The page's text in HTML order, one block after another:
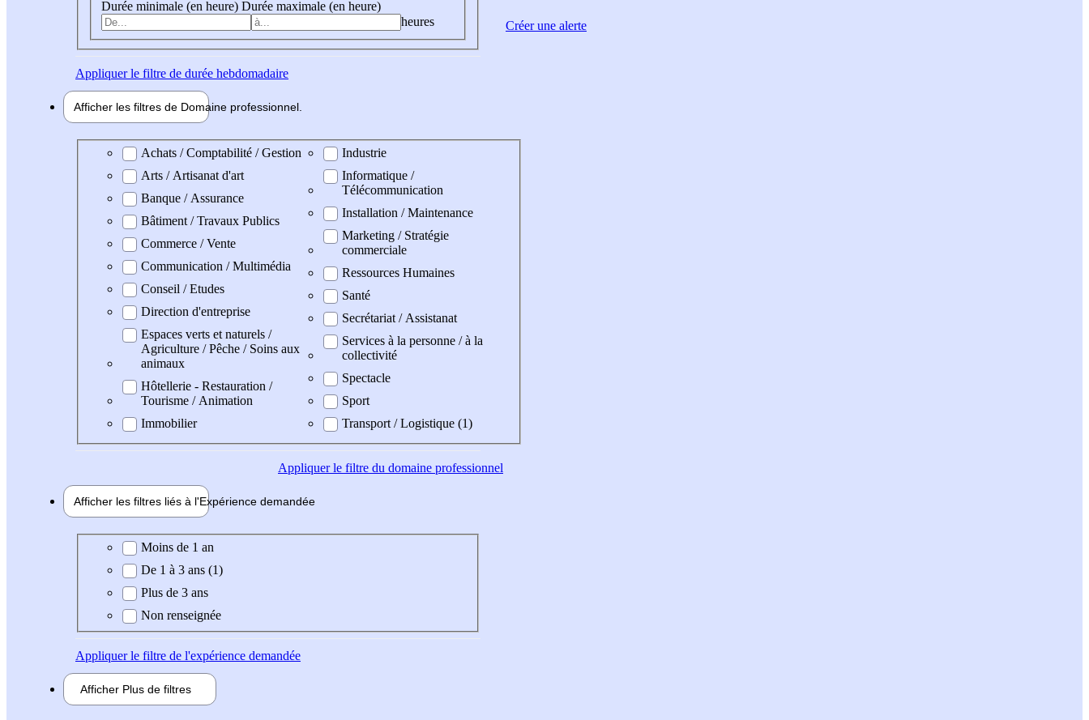
Durée minimale (en heure) Durée maximale (en heure)
heures
Appliquerle filtre de durée hebdomadaire
Afficher les filtres de Domaine professionnel
Domaine professionel
Achats / Comptabilité / Gestion
Arts / Artisanat d'art
Banque / Assurance
Bâtiment / Travaux Publics
Commerce / Vente
Communication / Multimédia
Conseil / Etudes
Direction d'entreprise
Espaces verts et naturels /
Agriculture / Pêche / Soins aux
animaux
Hôtellerie - Restauration /
Tourisme / Animation
Immobilier
Industrie
Informatique /
Télécommunication
Installation / Maintenance
Marketing / Stratégie
commerciale
Ressources Humaines
Santé
Secrétariat / Assistanat
Services à la personne / à la
collectivité
Spectacle
Sport
Transport / Logistique (1)
Appliquerle filtre du domaine professionnel
Afficher les filtres liés à l'Expérience demandée
Expérience demandée
Moins de 1 an
De 1 à 3 ans (1)
Plus de 3 ans
Non renseignée
Appliquerle filtre de l'expérience demandée
Afficher Plus de filtres
Créer une alerte